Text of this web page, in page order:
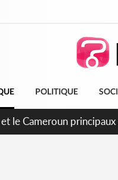
POLITIQUE
période légale